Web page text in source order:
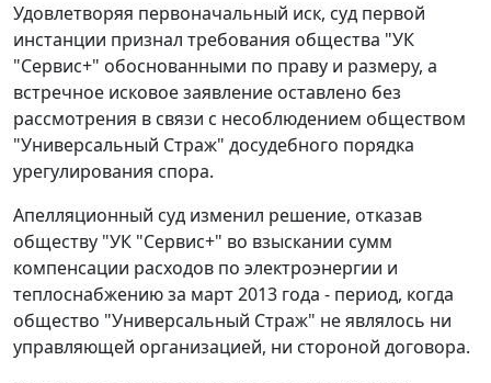
Удовлетворяя первоначальный иск, суд первой
инстанции признал требования общества "УК
"Сервис+" обоснованными по праву и размеру, а
встречное исковое заявление оставлено без
рассмотрения в связи с несоблюдением обществом
"Универсальный Страж" досудебного порядка
урегулирования спора.
Апелляционный суд изменил решение, отказав
обществу "УК "Сервис+" во взыскании сумм
компенсации расходов по электроэнергии и
теплоснабжению за март 2013 года - период, когда
общество "Универсальный Страж" не являлось ни
управляющей организацией, ни стороной договора.